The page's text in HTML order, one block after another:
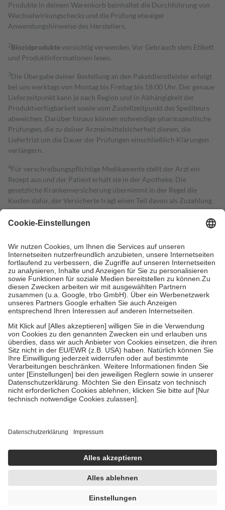
Produkte in deinem Warenkorb beinhaltet die Durchführung von
Wechselwirkungschecks und die Prüfung etwaiger
Anwendungshinweise des Herstellers.
2Biozidproduktevorsichtig verwenden. Vor Gebrauch stets Etikett
und Produktinformationen lesen.
3Die Übergabe deiner Bestellung an den Paketdienstleister erfolgt
bei uns werktags von Montag bis Freitag bis 18:00 Uhr. Der genaue
Lieferzeitpunkt kann je nach Region und in Abhängigkeit der
Produktverfügbarkeit sowie vom Zustellzeitpunkt des Spediteurs
abweichen. Darüber hinaus können notwendige pharmazeutische
Prüfungen, die zu deiner Arzneimittelsicherheit dienen, die
Lieferfrist um die Dauer der Prüfungen einschließlich Klärungen
verlängern.
4Für verschreibungspflichtige Medikamente stellt der Arzt ein
Rezept aus und der Patient erhält sie in der Apotheke. Die
gesetzliche Krankenversicherung übernimmt in der Regel die
Kosten dafür, der Versicherte trägt einen Teil davon als Zuzahlung
mit.
Grundsätzlich leisten Mitglieder Zuzahlungen in Höhe von zehn
höchstens zehn Euro.
Es sind jedoch nie mehr als die tatsächlichen
Kosten der Leistung zu entrichten.
Diese Regeln gelten grundsätzlich auch für Online-Apotheken.
Bei Heilmitteln und häuslicher Krankenpflege beträgt die
Zuzahlung zehn Prozent der Kosten sowie zehn Euro je
Verordnung.
Um das Engagement der Versicherten für ihre eigene Gesundheit zu
stärken und die besondere Stellung der Familie zu unterstützen,
fallenkeine Zuzahlungenan bei:
• Kindern und Jugendlichen bis zum vollendeten 18. Lebensjahr
mit Ausnahme der Fahrkosten
• Untersuchungen zur Vorsorge und Früherkennung, die von der
GKV getragen werden
• empfohlenen Schutzimpfungen
• Harn- und Blutteststreifen
getroffen, um sicherzustellen, dass es sich um echte Bewertungen
https://help.etrusted.com/hc/de/articles/4419944605341
Einige Bilder und Inhalte wurden unter Zuhilfenahme künstlicher